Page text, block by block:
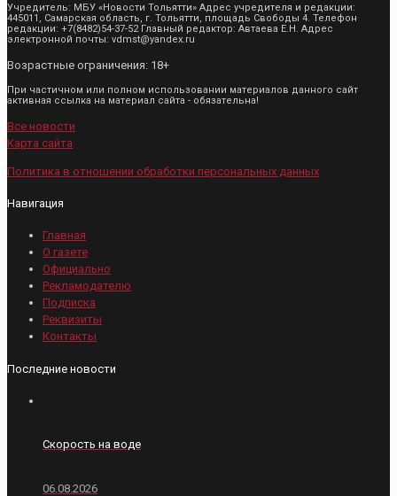
Учредитель: МБУ «Новости Тольятти» Адрес учредителя и редакции:
445011, Самарская область, г. Тольятти, площадь Свободы 4. Телефон
редакции: +7(8482)54-37-52 Главный редактор: Автаева Е.Н. Адрес
электронной почты: vdmst@yandex.ru
Возрастные ограничения: 18+
При частичном или полном использовании материалов данного сайт
активная ссылка на материал сайта - обязательна!
Все новости
Карта сайта
Политика в отношении обработки персональных данных
Навигация
Главная
О газете
Официально
Рекламодателю
Подписка
Реквизиты
Контакты
Последние новости
Скорость на воде
06.08.2026